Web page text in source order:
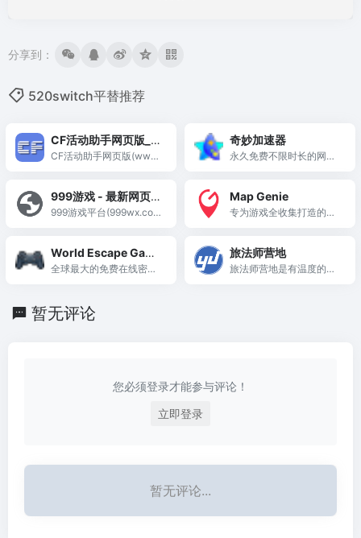
分享到：
520switch平替推荐
CF活动助手网页版_穿
越火线活动一键领取_
CF活动助手网页版(www.
活动助手,支持穿越火线及
CFHD最新活动!并有苹果
超1亿次!快来官方网站在
线领取最新装备吧
奇妙加速器
永久免费不限时长的网游
款外服与国服游戏，真正
零成本加速体验。
999游戏 - 最新网页游
戏公益服
999游戏平台(999wx.co
戏,网页游戏排行榜,变态网
页游戏,最新网页传奇,网页
游，玩页游福利公益服就
来999游戏网。
Map Genie
专为游戏全收集打造的互
和进度追踪，成就党必备
工具。
World Escape Game
s
全球最大的免费在线密室
每日更新，打开浏览器即
旅法师营地
旅法师营地是有温度的玩
好用的工具。
暂无评论
您必须登录才能参与评论！
立即登录
暂无评论...